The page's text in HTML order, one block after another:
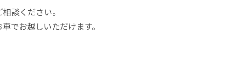
談ください。
でお越しいただけます。